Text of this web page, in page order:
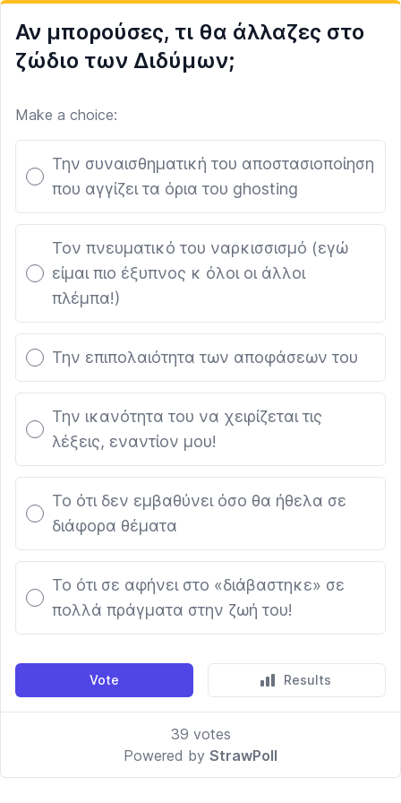
Αν μπορούσες, τι θα άλλαζες στο
ζώδιο των Διδύμων;
Make a choice:
Poll options
Την συναισθηματική του αποστασιοποίηση
που αγγίζει τα όρια του ghosting
Τον πνευματικό του ναρκισσισμό (εγώ
είμαι πιο έξυπνος κ όλοι οι άλλοι
πλέμπα!)
Την επιπολαιότητα των αποφάσεων του
Την ικανότητα του να χειρίζεται τις
λέξεις, εναντίον μου!
Το ότι δεν εμβαθύνει όσο θα ήθελα σε
διάφορα θέματα
Το ότι σε αφήνει στο «διάβαστηκε» σε
πολλά πράγματα στην ζωή του!
Vote Results
39 votes
Powered by StrawPoll